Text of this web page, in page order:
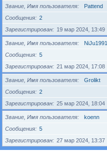
Звание, Имя пользователя
Pattend
Сообщения
2
Зарегистрирован
19 мар 2024, 13:49
Звание, Имя пользователя
NiJu1991
Сообщения
5
Зарегистрирован
21 мар 2024, 17:08
Звание, Имя пользователя
Grolikt
Сообщения
2
Зарегистрирован
25 мар 2024, 18:04
Звание, Имя пользователя
koenn
Сообщения
5
Зарегистрирован
27 мар 2024, 13:37